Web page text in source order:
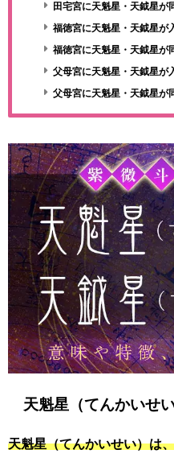
田宅宮に天魁星・天鉞星が
福徳宮に天魁星・天鉞星が
福徳宮に天魁星・天鉞星が
父母宮に天魁星・天鉞星が
父母宮に天魁星・天鉞星が
天魁星（てんかいせ
天魁星（てんかいせい）は